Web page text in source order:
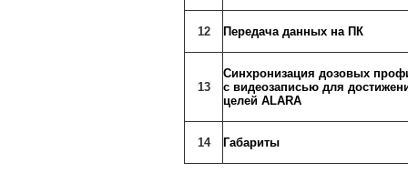
12 Передача данных на ПК
13
Синхронизация дозовых
с видеозаписью для
целей ALARA
14 Габариты